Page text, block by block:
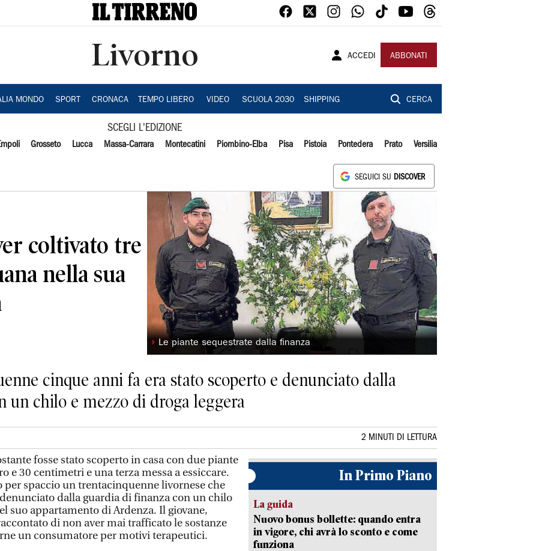
Livorno ACCEDI ABBONATI
MONDO SPORT CRONACA TEMPO LIBERO VIDEO SCUOLA 2030 SHIPPING CERCA
SCEGLI L'EDIZIONE
Grosseto Lucca Massa-Carrara Montecatini Piombino-Elba Pisa Pistoia Pontedera Prato Versilia
SEGUICI SU DISCOVER
coltivato tre
nella sua
◗ Le piante sequestrate dalla finanza
cinque anni fa era stato scoperto e denunciato dalla
un chilo e mezzo di droga leggera
2 MINUTI DI LETTURA
fosse stato scoperto in casa con due piante
e 30 centimetri e una terza messa a essiccare.
per spaccio un trentacinquenne livornese che
dalla guardia di finanza con un chilo
suo appartamento di Ardenza. Il giovane,
di non aver mai trafficato le sostanze
un consumatore per motivi terapeutici.
In Primo Piano
La guida
Nuovo bonus bollette: quando entra
in vigore, chi avrà lo sconto e come
funziona